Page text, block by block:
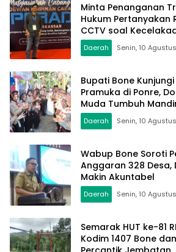
Minta Penanganan
Hukum Pertanyakan
CCTV soal
Balita GN di Bone
Daerah Senin, 10
Bupati Bone
Pramuka di Ponre,
Muda Tumbuh
Daerah Senin, 10
Wabup Bone Soroti
Anggaran 328
Makin Akuntabel
Daerah Senin, 10
Semarak HUT ke-81
Kodim 1407 Bone